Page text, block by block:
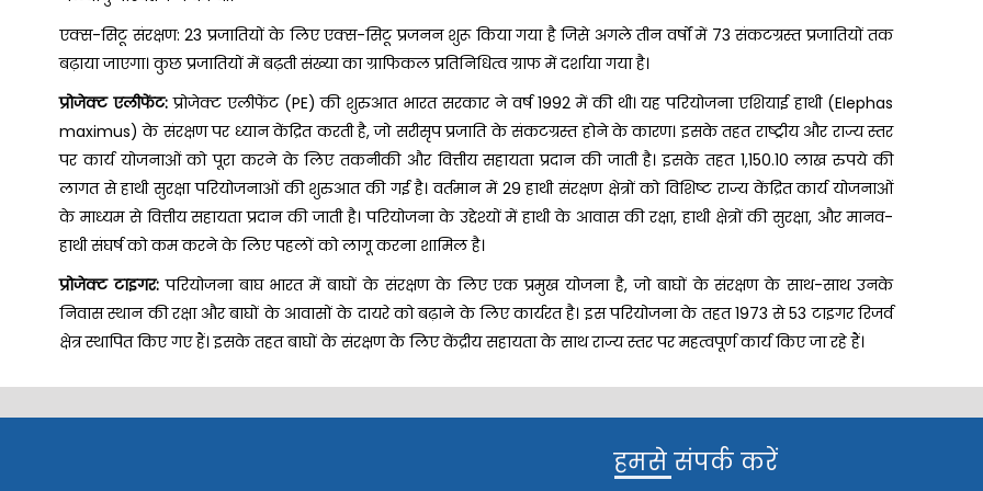
एक्स-सिटू संरक्षण: 23 प्रजातियों के लिए एक्स-सिटू प्रजनन शुरू किया गया है जिसे अगले तीन वर्षों में 73 संकटग्रस्त प्रजातियों तक
बढ़ाया जाएगा। कुछ प्रजातियों में बढ़ती संख्या का ग्राफिकल प्रतिनिधित्व ग्राफ में दर्शाया गया है।
प्रोजेक्ट एलीफेंट:प्रोजेक्ट एलीफेंट (PE) की शुरुआत भारत सरकार ने वर्ष 1992 में की थी। यह परियोजना एशियाई हाथी (Elephas
maximus) के संरक्षण पर ध्यान केंद्रित करती है, जो सरीसृप प्रजाति के संकटग्रस्त होने के कारण। इसके तहत राष्ट्रीय और राज्य स्तर
पर कार्य योजनाओं को पूरा करने के लिए तकनीकी और वित्तीय सहायता प्रदान की जाती है। इसके तहत 1,150.10 लाख रुपये की
लागत से हाथी सुरक्षा परियोजनाओं की शुरुआत की गई है। वर्तमान में 29 हाथी संरक्षण क्षेत्रों को विशिष्ट राज्य केंद्रित कार्य योजनाओं
के माध्यम से वित्तीय सहायता प्रदान की जाती है। परियोजना के उद्देश्यों में हाथी के आवास की रक्षा, हाथी क्षेत्रों की सुरक्षा, और मानव-
हाथी संघर्ष को कम करने के लिए पहलों को लागू करना शामिल है।
प्रोजेक्ट टाइगर:परियोजना बाघ भारत में बाघों के संरक्षण के लिए एक प्रमुख योजना है, जो बाघों के संरक्षण के साथ-साथ उनके
निवास स्थान की रक्षा और बाघों के आवासों के दायरे को बढ़ाने के लिए कार्यरत है। इस परियोजना के तहत 1973 से 53 टाइगर रिजर्व
क्षेत्र स्थापित किए गए हैं। इसके तहत बाघों के संरक्षण के लिए केंद्रीय सहायता के साथ राज्य स्तर पर महत्वपूर्ण कार्य किए जा रहे हैं।
हमसे संपर्क करें